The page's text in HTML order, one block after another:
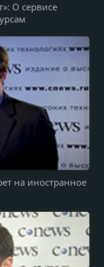
О сервисе
на иностранное